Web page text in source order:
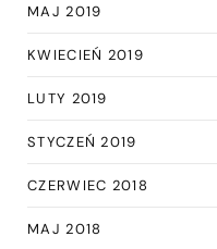
MAJ 2019
KWIECIEŃ 2019
LUTY 2019
STYCZEŃ 2019
CZERWIEC 2018
MAJ 2018